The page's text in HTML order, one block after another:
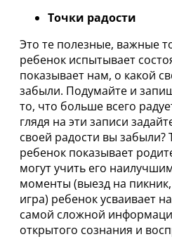
Точки радости
Это те полезные, важные
ребенок испытывает
показывает нам, о какой
забыли. Подумайте и
то, что больше всего
глядя на эти записи
своей радости вы забыли?
ребенок показывает
могут учить его
моменты (выезд на пикник,
игра) ребенок усваивает
самой сложной
открытого сознания и